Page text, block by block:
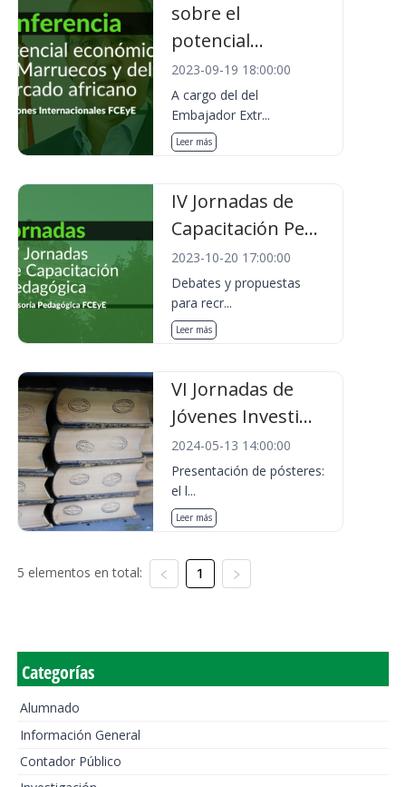
sobre el
potencial...
2023-09-19 18:00:00
A cargo del del
Embajador Extr...
Leer más
IV Jornadas de
Capacitación Pe...
2023-10-20 17:00:00
Debates y propuestas
para recr...
Leer más
VI Jornadas de
Jóvenes Investi...
2024-05-13 14:00:00
Presentación de pósteres:
el l...
Leer más
5 elementos en total: 1
Categorías
Alumnado
Información General
Contador Público